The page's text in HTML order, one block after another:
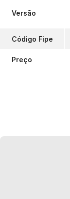
Versão
Código Fipe
Preço